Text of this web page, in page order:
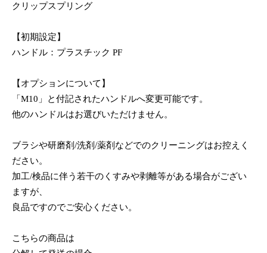
クリップスプリング
【初期設定】
ハンドル：プラスチック PF
【オプションについて】
「M10」と付記されたハンドルへ変更可能です。
他のハンドルはお選びいただけません。
ブラシや研磨剤/洗剤/薬剤などでのクリーニングはお控えく
ださい。
加工/検品に伴う若干のくすみや剥離等がある場合がござい
ますが、
良品ですのでご安心ください。
こちらの商品は